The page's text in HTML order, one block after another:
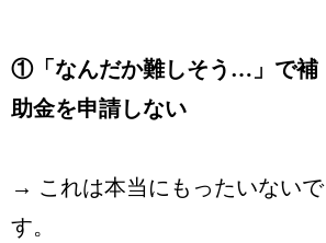
①「なんだか難しそう…」で補
助金を申請しない
→ これは本当にもったいないで
す。